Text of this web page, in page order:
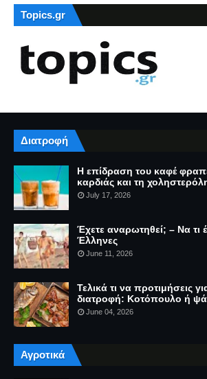
Topics.gr
Διατροφή
Η επίδραση του καφέ
καρδιάς και τη
July 17, 2026
Έχετε αναρωτηθεί; – Να τι
Έλληνες
June 11, 2026
Τελικά τι να προτιμήσεις
διατροφή: Κοτόπουλο ή
June 04, 2026
Αγροτικά